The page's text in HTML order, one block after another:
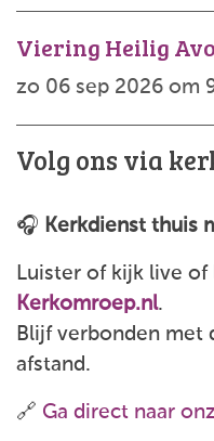
Viering Heilig
zo 06 sep 2026 om
Volg ons via
🎧 Kerkdienst thuis
Luister of kijk live of
Kerkomroep.nl.
Blijf verbonden met
afstand.
🔗 Ga direct naar